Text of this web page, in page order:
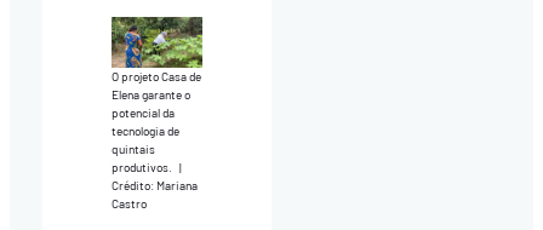
O projeto Casa de
Elena garante o
potencial da
tecnologia de
quintais
produtivos.
|
Crédito: Mariana
Castro